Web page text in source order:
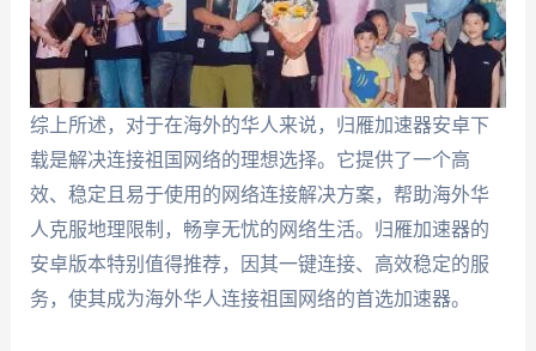
综上所述，对于在海外的华人来说，归雁加速器安卓下
载是解决连接祖国网络的理想选择。它提供了一个高
效、稳定且易于使用的网络连接解决方案，帮助海外华
人克服地理限制，畅享无忧的网络生活。归雁加速器的
安卓版本特别值得推荐，因其一键连接、高效稳定的服
务，使其成为海外华人连接祖国网络的首选加速器。